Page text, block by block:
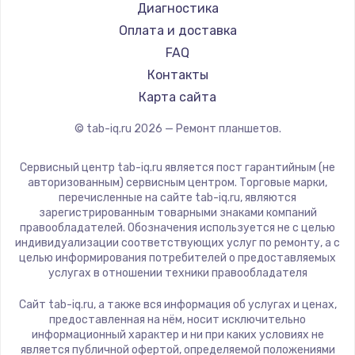
Замена шим-контроллера
3900 руб.
Заказать
Заказать
Ремонт петель крышки
1195 руб.
Заказать
Замена динамиков
1350 руб.
Philips
Dell
HP
Getac
ZTE
CHUWI
Диагностика
Оплата и доставка
FAQ
Контакты
Карта сайта
© tab-iq.ru 2026 — Ремонт планшетов.
Сервисный центр tab-iq.ru является пост гарантийным (не
авторизованным) сервисным центром. Торговые марки,
перечисленные на сайте tab-iq.ru, являются
зарегистрированным товарными знаками компаний
правообладателей. Обозначения используется не с целью
индивидуализации соответствующих услуг по ремонту, а с
целью информирования потребителей о предоставляемых
услугах в отношении техники правообладателя
Сайт tab-iq.ru, а также вся информация об услугах и ценах,
предоставленная на нём, носит исключительно
информационный характер и ни при каких условиях не
является публичной офертой, определяемой положениями